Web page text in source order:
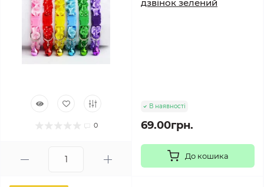
0
дзвінок зелений
В наявності
69.00грн.
До кошика